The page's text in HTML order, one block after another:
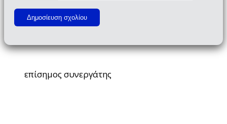
επίσημος συνεργάτης